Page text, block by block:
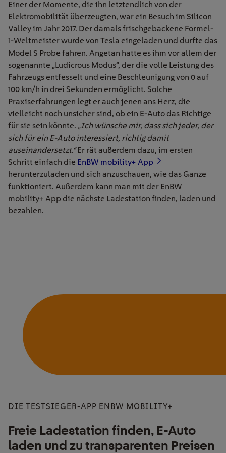
Einer der Momente, die ihn letztendlich von der
Elektromobilität überzeugten, war ein Besuch im Silicon
Valley im Jahr 2017. Der damals frischgebackene Formel-
1-Weltmeister wurde von Tesla eingeladen und durfte das
Model S Probe fahren. Angetan hatte es ihm vor allem der
sogenannte „Ludicrous Modus“, der die volle Leistung des
Fahrzeugs entfesselt und eine Beschleunigung von 0 auf
100 km/h in drei Sekunden ermöglicht. Solche
Praxiserfahrungen legt er auch jenen ans Herz, die
vielleicht noch unsicher sind, ob ein E-Auto das Richtige
für sie sein könnte. „Ich wünsche mir, dass sich jeder, der
sich für ein E-Auto interessiert, richtig damit
auseinandersetzt.“Er rät außerdem dazu, im ersten
Schritt einfach die EnBW mobility+ App
herunterzuladen und sich anzuschauen, wie das Ganze
funktioniert. Außerdem kann man mit der EnBW
mobility+ App die nächste Ladestation finden, laden und
bezahlen.
DIE TESTSIEGER-APP ENBW MOBILITY+
Freie Ladestation finden, E-Auto
laden und zu transparenten Preisen